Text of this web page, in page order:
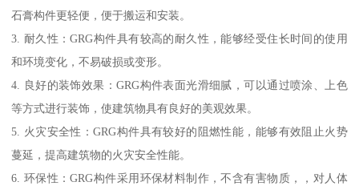
石膏构件更轻便，便于搬运和安装。
3. 耐久性：GRG构件具有较高的耐久性，能够经受住长时间的使用
和环境变化，不易破损或变形。
4. 良好的装饰效果：GRG构件表面光滑细腻，可以通过喷涂、上色
等方式进行装饰，使建筑物具有良好的美观效果。
5. 火灾安全性：GRG构件具有较好的阻燃性能，能够有效阻止火势
蔓延，提高建筑物的火灾安全性能。
6. 环保性：GRG构件采用环保材料制作，不含有害物质，，对人体